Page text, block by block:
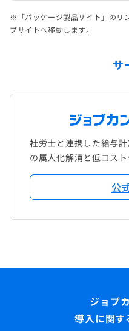
※「パッケージ製品サイト」のリ
ブサイトへ移動します。
サ
社労士と連携した給与
の属人化解消と低コスト
公
導入に関す